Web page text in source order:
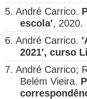
5. André Carrico.
escola', 2020.
6. André Carrico.
2021', curso
7. André Carrico;
Belém Vieira.